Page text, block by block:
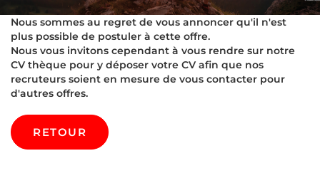
Nous sommes au regret de vous annoncer qu'il n'est
plus possible de postuler à cette offre.
Nous vous invitons cependant à vous rendre sur notre
CV thèque pour y déposer votre CV afin que nos
recruteurs soient en mesure de vous contacter pour
d'autres offres.
RETOUR